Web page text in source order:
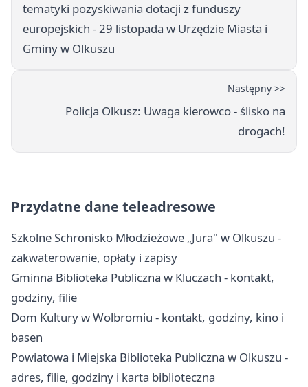
tematyki pozyskiwania dotacji z funduszy
europejskich - 29 listopada w Urzędzie Miasta i
Gminy w Olkuszu
Następny >>
Policja Olkusz: Uwaga kierowco - ślisko na
drogach!
Przydatne dane teleadresowe
Szkolne Schronisko Młodzieżowe „Jura" w Olkuszu -
zakwaterowanie, opłaty i zapisy
Gminna Biblioteka Publiczna w Kluczach - kontakt,
godziny, filie
Dom Kultury w Wolbromiu - kontakt, godziny, kino i
basen
Powiatowa i Miejska Biblioteka Publiczna w Olkuszu -
adres, filie, godziny i karta biblioteczna